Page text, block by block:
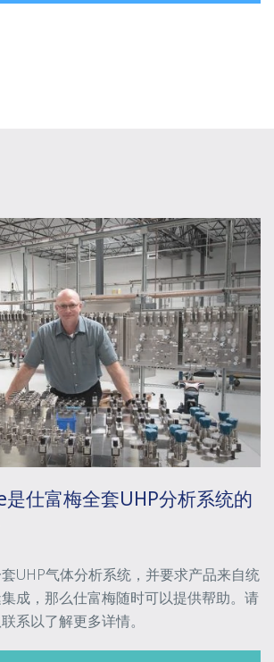
仕富梅全套UHP分析系统的
UHP气体分析系统，并要求产品来自统
成，那么仕富梅随时可以提供帮助。请
系以了解更多详情。